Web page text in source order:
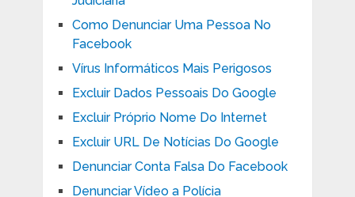
Como Denunciar Uma Pessoa No
Facebook
Vírus Informáticos Mais Perigosos
Excluir Dados Pessoais Do Google
Excluir Próprio Nome Do Internet
Excluir URL De Notícias Do Google
Denunciar Conta Falsa Do Facebook
Denunciar Vídeo a Polícia